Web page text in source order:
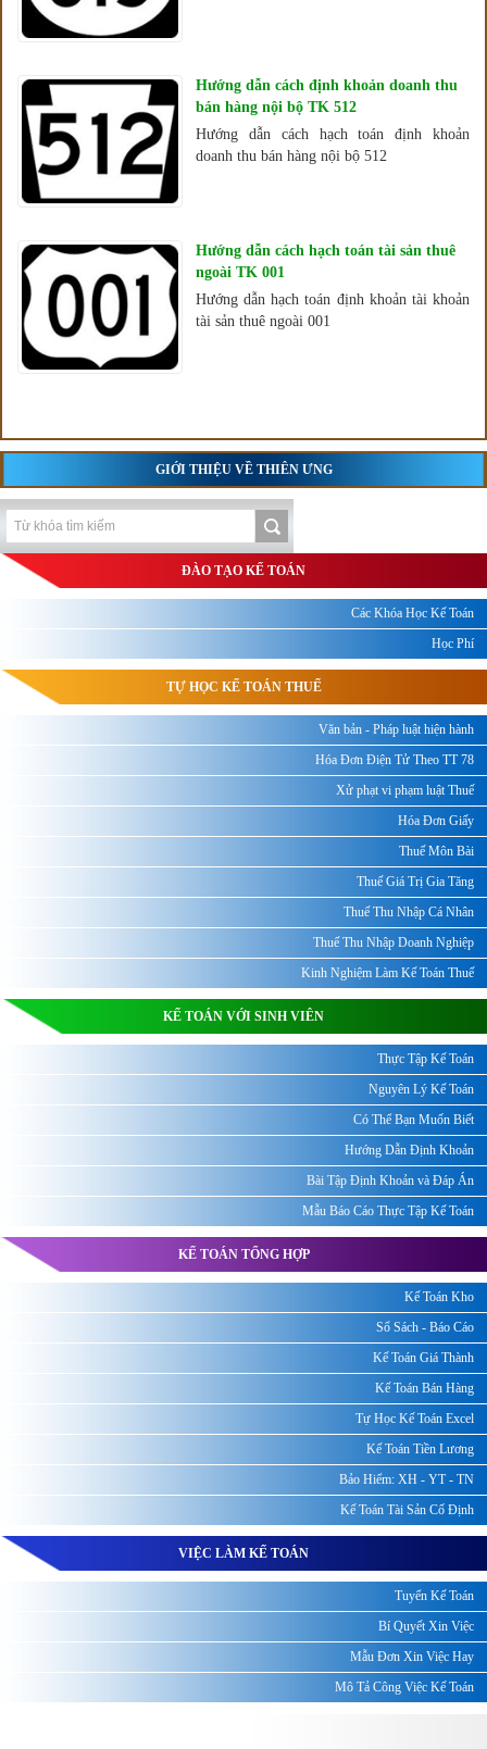
Hướng dẫn cách định khoản doanh thu
bán hàng nội bộ TK 512
Hướng dẫn cách hạch toán định khoản
doanh thu bán hàng nội bộ 512
Hướng dẫn cách hạch toán tài sản thuê
ngoài TK 001
Hướng dẫn hạch toán định khoản tài khoản
tài sản thuê ngoài 001
GIỚI THIỆU VỀ THIÊN ƯNG
ĐÀO TẠO KẾ TOÁN
Các Khóa Học Kế Toán
Học Phí
TỰ HỌC KẾ TOÁN THUẾ
Văn bản - Pháp luật hiện hành
Hóa Đơn Điện Tử Theo TT 78
Xử phạt vi phạm luật Thuế
Hóa Đơn Giấy
Thuế Môn Bài
Thuế Giá Trị Gia Tăng
Thuế Thu Nhập Cá Nhân
Thuế Thu Nhập Doanh Nghiệp
Kinh Nghiệm Làm Kế Toán Thuế
KẾ TOÁN VỚI SINH VIÊN
Thực Tập Kế Toán
Nguyên Lý Kế Toán
Có Thể Bạn Muốn Biết
Hướng Dẫn Định Khoản
Bài Tập Định Khoản và Đáp Án
Mẫu Báo Cáo Thực Tập Kế Toán
KẾ TOÁN TỔNG HỢP
Kế Toán Kho
Sổ Sách - Báo Cáo
Kế Toán Giá Thành
Kế Toán Bán Hàng
Tự Học Kế Toán Excel
Kế Toán Tiền Lương
Bảo Hiểm: XH - YT - TN
Kế Toán Tài Sản Cố Định
VIỆC LÀM KẾ TOÁN
Tuyển Kế Toán
Bí Quyết Xin Việc
Mẫu Đơn Xin Việc Hay
Mô Tả Công Việc Kế Toán